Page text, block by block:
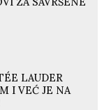
LAUDER
I VEĆ JE NA